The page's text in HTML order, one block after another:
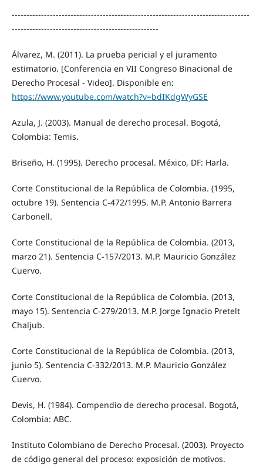
---------------------------------------------------------------------------------
--------------------------------------------------
Álvarez, M. (2011). La prueba pericial y el juramento
estimatorio. [Conferencia en VII Congreso Binacional de
Derecho Procesal - Video]. Disponible en:
https://www.youtube.com/watch?v=bdIKdgWyGSE
Azula, J. (2003). Manual de derecho procesal. Bogotá,
Colombia: Temis.
Briseño, H. (1995). Derecho procesal. México, DF: Harla.
Corte Constitucional de la República de Colombia. (1995,
octubre 19). Sentencia C-472/1995. M.P. Antonio Barrera
Carbonell.
Corte Constitucional de la República de Colombia. (2013,
marzo 21). Sentencia C-157/2013. M.P. Mauricio González
Cuervo.
Corte Constitucional de la República de Colombia. (2013,
mayo 15). Sentencia C-279/2013. M.P. Jorge Ignacio Pretelt
Chaljub.
Corte Constitucional de la República de Colombia. (2013,
junio 5). Sentencia C-332/2013. M.P. Mauricio González
Cuervo.
Devis, H. (1984). Compendio de derecho procesal. Bogotá,
Colombia: ABC.
Instituto Colombiano de Derecho Procesal. (2003). Proyecto
de código general del proceso: exposición de motivos.